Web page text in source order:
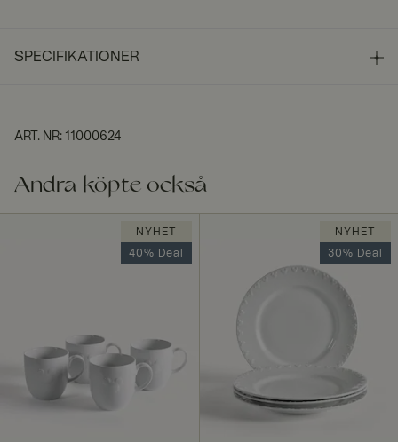
SPECIFIKATIONER
ART. NR: 11000624
Andra köpte också
NYHET
40% Deal
NYHET
30% Deal